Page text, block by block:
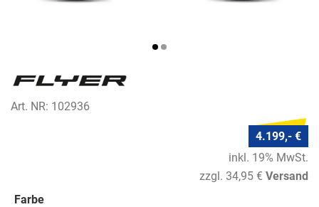
Art. NR: 102936
4.199,- €
inkl. 19% MwSt.
zzgl. 34,95 € Versand
Farbe